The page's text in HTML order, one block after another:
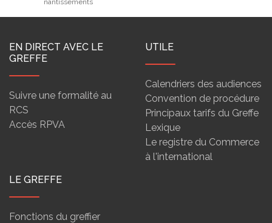
nantissements
EN DIRECT AVEC LE
GREFFE
Suivre une formalité au
RCS
Accès RPVA
UTILE
Calendriers des audiences
Convention de procédure
Principaux tarifs du Greffe
Lexique
Le registre du Commerce
à l'international
LE GREFFE
Fonctions du greffier